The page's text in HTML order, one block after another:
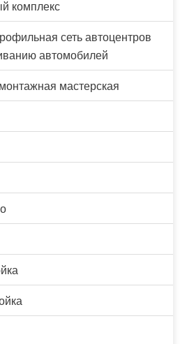
комплекс
сеть автоцентров
автомобилей
мастерская